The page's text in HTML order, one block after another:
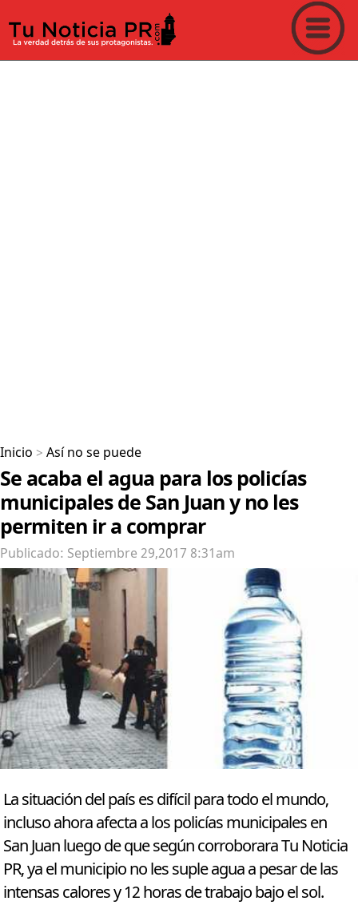
Inicio > Así no se puede
Se acaba el agua para los policías
municipales de San Juan y no les
permiten ir a comprar
Publicado: Septiembre 29,2017 8:31am
La situación del país es difícil para todo el mundo,
incluso ahora afecta a los policías municipales en
San Juan luego de que según corroborara Tu Noticia
PR, ya el municipio no les suple agua a pesar de las
intensas calores y 12 horas de trabajo bajo el sol.